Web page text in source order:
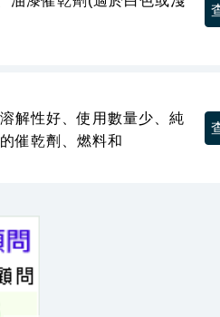
解性好、使用數量少、純
催乾劑、燃料和